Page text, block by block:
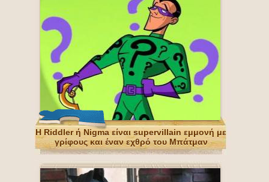
Η Riddler ή Nigma είναι supervillain εμμονή με
γρίφους και έναν εχθρό του Μπάτμαν